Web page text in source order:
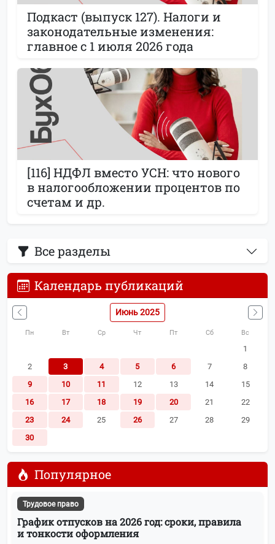
Все разделы
Календарь публикаций
Июнь 2025
Пн Вт Ср Чт Пт Сб Вс
1
2
3 4 5 6 7
8
9
10 11 12 13 14
15
16
17 18 19 20 21
22
23
24 25 26 27 28
29
30
Популярное
Трудовое право
График отпусков на 2026 год: сроки, правила
и тонкости оформления
Подкаст (выпуск 127). Налоги и
законодательные изменения:
главное с 1 июля 2026 года
[116] НДФЛ вместо УСН: что нового
в налогообложении процентов по
счетам и др.